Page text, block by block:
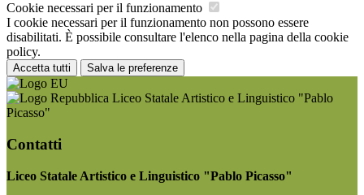
Cookie necessari per il funzionamento
I cookie necessari per il funzionamento non possono essere
disabilitati. È possibile consultare l'elenco nella pagina della cookie
policy.
Accetta tutti Salva le preferenze
Liceo Statale Artistico e Linguistico "Pablo
Picasso"
Contatti
Liceo Statale Artistico e Linguistico "Pablo Picasso"